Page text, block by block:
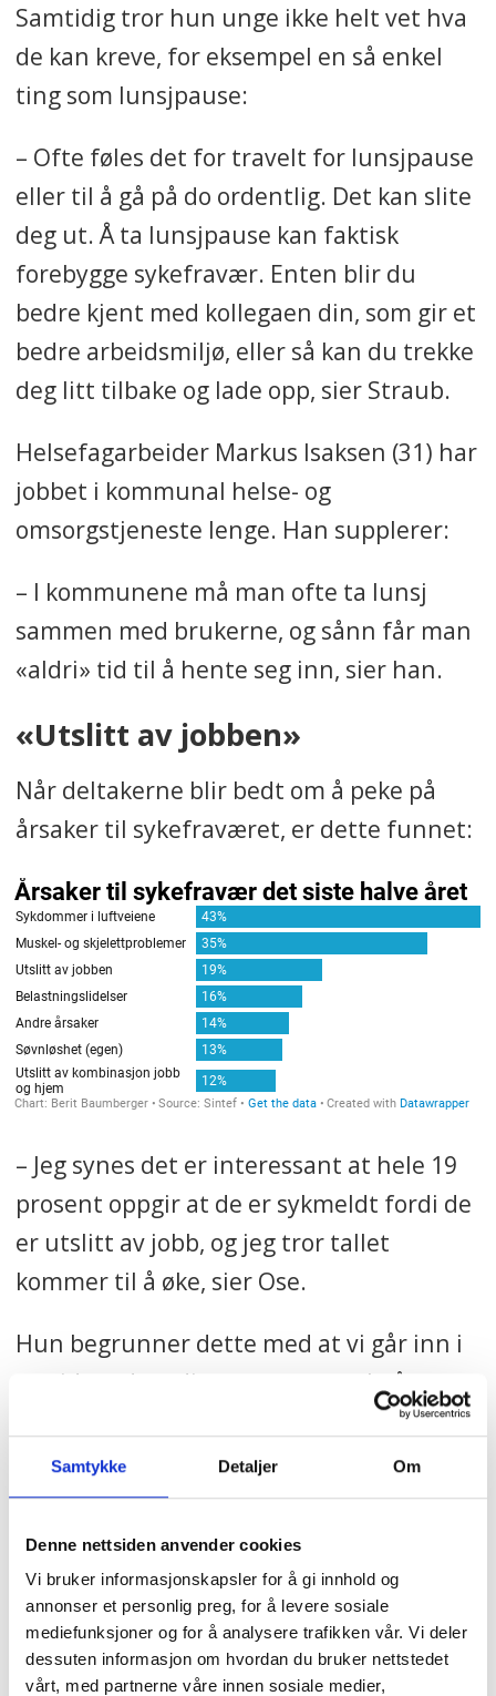
Samtykke Detaljer Om
Denne nettsiden anvender cookies
Vi bruker informasjonskapsler for å gi innhold og
annonser et personlig preg, for å levere sosiale
mediefunksjoner og for å analysere trafikken vår. Vi deler
dessuten informasjon om hvordan du bruker nettstedet
vårt, med partnerne våre innen sosiale medier,
Samtidig tror hun unge ikke helt vet hva
de kan kreve, for eksempel en så enkel
ting som lunsjpause:
– Ofte føles det for travelt for lunsjpause
eller til å gå på do ordentlig. Det kan slite
deg ut. Å ta lunsjpause kan faktisk
forebygge sykefravær. Enten blir du
bedre kjent med kollegaen din, som gir et
bedre arbeidsmiljø, eller så kan du trekke
deg litt tilbake og lade opp, sier Straub.
Helsefagarbeider Markus Isaksen (31) har
jobbet i kommunal helse- og
omsorgstjeneste lenge. Han supplerer:
– I kommunene må man ofte ta lunsj
sammen med brukerne, og sånn får man
«aldri» tid til å hente seg inn, sier han.
«Utslitt av jobben»
Når deltakerne blir bedt om å peke på
årsaker til sykefraværet, er dette funnet:
– Jeg synes det er interessant at hele 19
prosent oppgir at de er sykmeldt fordi de
er utslitt av jobb, og jeg tror tallet
kommer til å øke, sier Ose.
Hun begrunner dette med at vi går inn i
en tid med stadig større mangel på
– Senest denne uka ble det rapportert
skal kunne jobbe på flere ulike
avdelinger, sånn at de kan avlaste der det
blir stort trykk. Det er et generelt trekk i
arbeidslivet at arbeidsgivere ser på